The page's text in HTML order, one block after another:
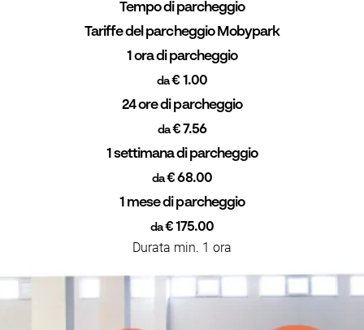
Tempo di parcheggio
Tariffe del parcheggio Mobypark
1 ora di parcheggio
da€ 1.00
24 ore di parcheggio
da€ 7.56
1 settimana di parcheggio
da€ 68.00
1 mese di parcheggio
da€ 175.00
Durata min. 1 ora